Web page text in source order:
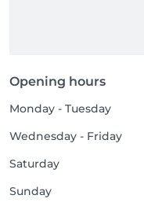
Opening hours
Monday - Tuesday
Wednesday - Friday
Saturday
Sunday